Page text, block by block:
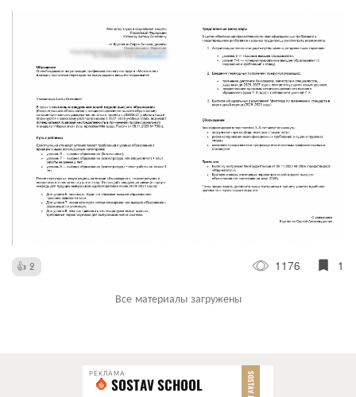
2 1176 1
Все материалы загружены
РЕКЛАМА